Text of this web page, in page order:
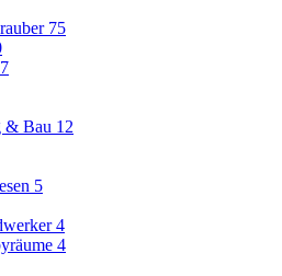
75
& Bau 12
5
4
4